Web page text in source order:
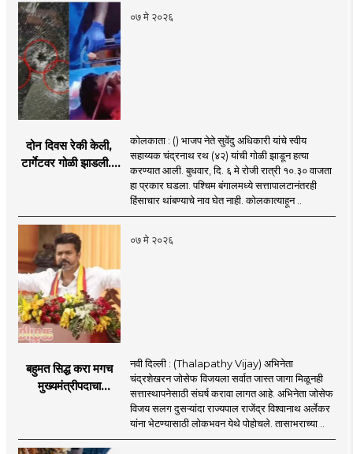
राज्यपालांच्या भूमिकेभोवती
रंगलेली चर्चा
०७ मे २०२६
दोन दिवस रेकी केली,
टार्गेटवर गोळी झाडली...
मर्डर?
कोलकाता : () भाजप नेते सुवेंदु अधिकारी यांचे स्वीय
सहाय्यक चंद्रनाथ रथ (४२) यांची गोळी झाडून हत्या
करण्यात आली. बुधवार, दि. ६ मे रोजी रात्री १०.३० वाजता
हा प्रकार घडला. पश्चिम बंगालमध्ये सत्तापालटानंतरही
हिंसाचार थांबण्याचे नाव घेत नाही. कोलकात्याहून ..
०७ मे २०२६
बहुमत सिद्ध करा मगच
मुख्यमंत्रीपदाचा
नवी दिल्ली : (Thalapathy Vijay) अभिनेता
चंद्रशेखरन जोसेफ विजयला सर्वात जास्त जागा मिळूनही
सत्तास्थापनेसाठी संघर्ष करावा लागत आहे. अभिनेता जोसेफ
विजय सलग दुसऱ्यांदा राज्यपाल राजेंद्र विश्वानाथ अर्लेकर
यांना भेटण्यासाठी लोकभवन येथे पोहोचले. तासाभराच्या ..